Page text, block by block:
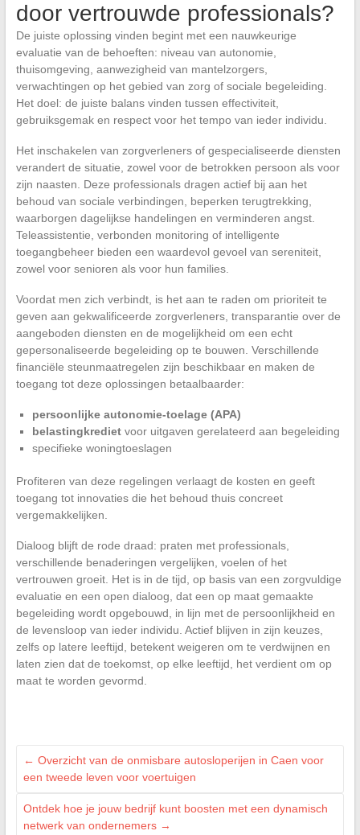
door vertrouwde professionals?
De juiste oplossing vinden begint met een nauwkeurige
evaluatie van de behoeften: niveau van autonomie,
thuisomgeving, aanwezigheid van mantelzorgers,
verwachtingen op het gebied van zorg of sociale begeleiding.
Het doel: de juiste balans vinden tussen effectiviteit,
gebruiksgemak en respect voor het tempo van ieder individu.
Het inschakelen van zorgverleners of gespecialiseerde diensten
verandert de situatie, zowel voor de betrokken persoon als voor
zijn naasten. Deze professionals dragen actief bij aan het
behoud van sociale verbindingen, beperken terugtrekking,
waarborgen dagelijkse handelingen en verminderen angst.
Teleassistentie, verbonden monitoring of intelligente
toegangbeheer bieden een waardevol gevoel van sereniteit,
zowel voor senioren als voor hun families.
Voordat men zich verbindt, is het aan te raden om prioriteit te
geven aan gekwalificeerde zorgverleners, transparantie over de
aangeboden diensten en de mogelijkheid om een echt
gepersonaliseerde begeleiding op te bouwen. Verschillende
financiële steunmaatregelen zijn beschikbaar en maken de
toegang tot deze oplossingen betaalbaarder:
persoonlijke autonomie-toelage (APA)
belastingkredietvoor uitgaven gerelateerd aan begeleiding
specifieke woningtoeslagen
Profiteren van deze regelingen verlaagt de kosten en geeft
toegang tot innovaties die het behoud thuis concreet
vergemakkelijken.
Dialoog blijft de rode draad: praten met professionals,
verschillende benaderingen vergelijken, voelen of het
vertrouwen groeit. Het is in de tijd, op basis van een zorgvuldige
evaluatie en een open dialoog, dat een op maat gemaakte
begeleiding wordt opgebouwd, in lijn met de persoonlijkheid en
de levensloop van ieder individu. Actief blijven in zijn keuzes,
zelfs op latere leeftijd, betekent weigeren om te verdwijnen en
laten zien dat de toekomst, op elke leeftijd, het verdient om op
maat te worden gevormd.
← Overzicht van de onmisbare autosloperijen in Caen voor
een tweede leven voor voertuigen
Ontdek hoe je jouw bedrijf kunt boosten met een dynamisch
netwerk van ondernemers →